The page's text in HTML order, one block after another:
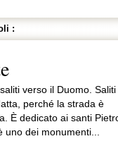
:
verso il Duomo. Saliti
perché la strada è
È dedicato ai santi
uno dei monumenti...